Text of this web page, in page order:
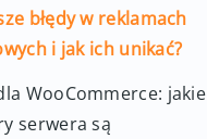
błędy w reklamach
i jak ich unikać?
WooCommerce: jakie
serwera są